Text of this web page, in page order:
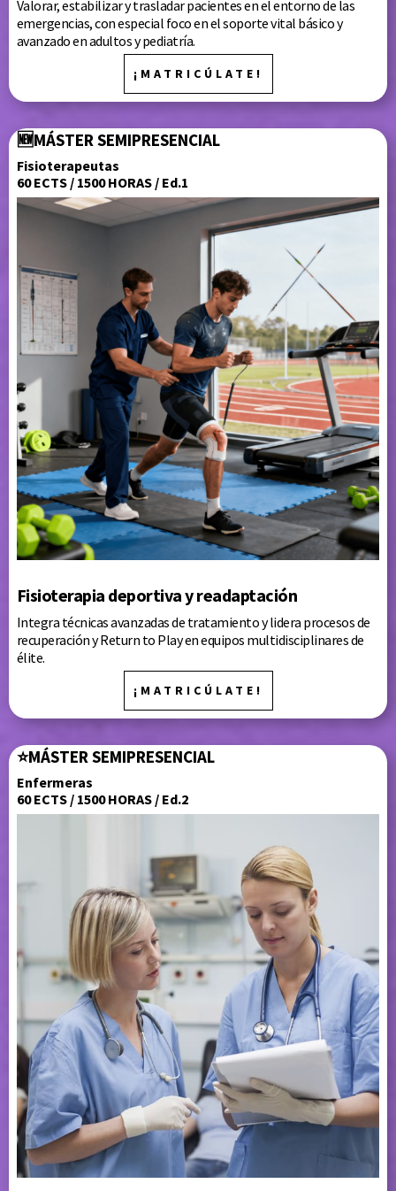
Valorar, estabilizar y trasladar pacientes en el entorno de las
emergencias, con especial foco en el soporte vital básico y
avanzado en adultos y pediatría.
¡MATRICÚLATE!
🆕MÁSTERSEMIPRESENCIAL
Fisioterapeutas
60 ECTS / 1500 HORAS / Ed.1
Fisioterapia deportiva y readaptación
Integra técnicas avanzadas de tratamiento y lidera procesos de
recuperación y Return to Play en equipos multidisciplinares de
élite.
¡MATRICÚLATE!
⭐MÁSTERSEMIPRESENCIAL
Enfermeras
60 ECTS / 1500 HORAS / Ed.2